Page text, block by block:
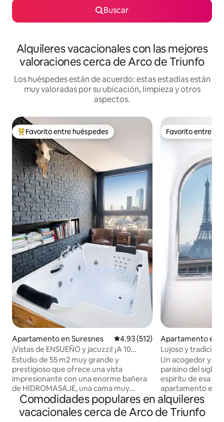
Buscar
Alquileres vacacionales con las mejores
valoraciones cerca de Arco de Triunfo
Los huéspedes están de acuerdo: estas estadías están
muy valoradas por su ubicación, limpieza y otros
aspectos.
Favorito entre huéspedes preferido
Favorito entre huéspedes
Apartamento en Suresnes Calificación promedio: 4.93 de
4.93 (512)
¡Vistas de ENSUEÑO y jacuzzi! ¡A 10
minutos del centro de París!
Estudio de 55 m2 muy grande y
prestigioso que ofrece una vista
impresionante con una enorme bañera
de HIDROMASAJE, una cama muy
grande y una ducha italiana. Situado en
una zona tranquila y segura a 10 minutos
de la famosa Avenue des Champs
Favorito entre
Favorito entre
Apartamento en
Lujoso y
Eiffel
Un acogedor y
parisino del siglo
espíritu de esa época. Este
apartamento
con una cama
salón para
poca luz y una
Comodidades populares en alquileres
vacacionales cerca de Arco de Triunfo